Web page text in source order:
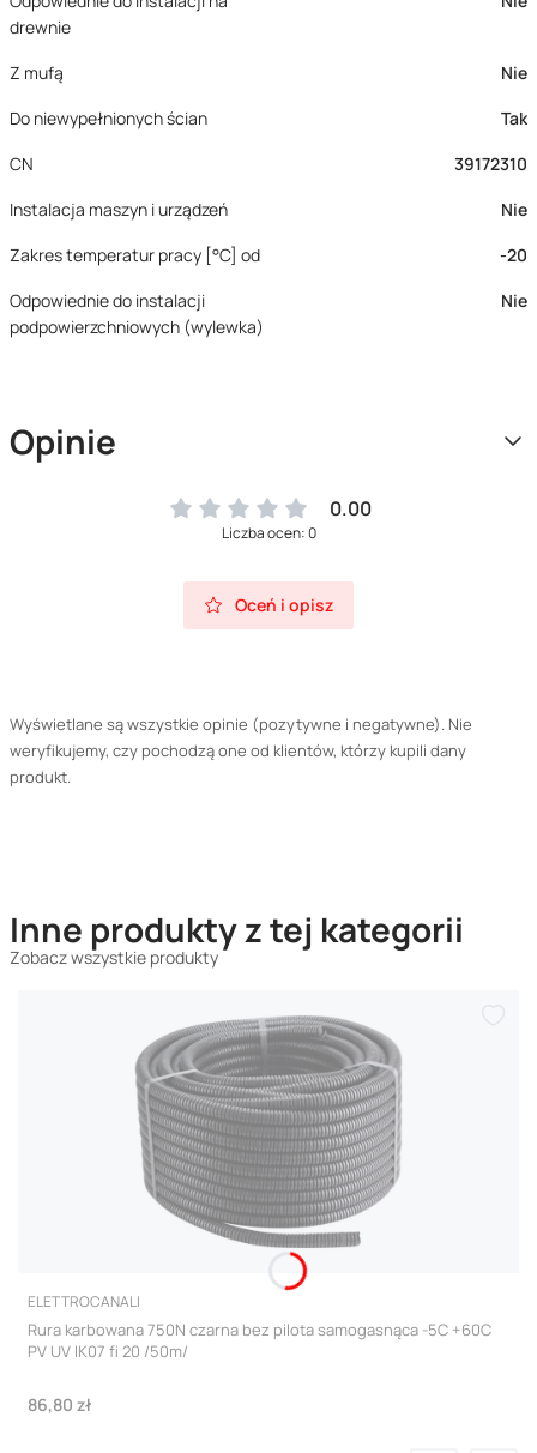
drewnie
Z mufą
Nie
Do niewypełnionych ścian
Tak
CN
39172310
Instalacja maszyn i urządzeń
Nie
Zakres temperatur pracy [°C] od
-20
Odpowiednie do instalacji
podpowierzchniowych (wylewka)
Nie
Opinie
0.00
Liczba ocen: 0
Oceń i opisz
Wyświetlane są wszystkie opinie (pozytywne i negatywne). Nie
weryfikujemy, czy pochodzą one od klientów, którzy kupili dany
produkt.
Inne produkty z tej kategorii
Zobacz wszystkie produkty
PRODUCENT
ELETTROCANALI
Rura karbowana 750N czarna bez pilota samogasnąca -5C +60C
PV UV IK07 fi 20 /50m/
Cena
86,80 zł